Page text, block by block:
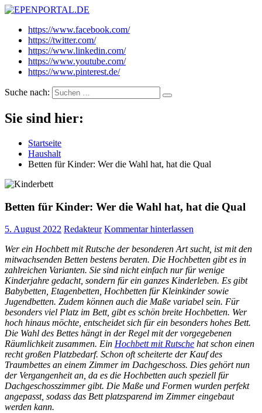
EPENPORTAL.DE
Epische News aus Politik, Finanzen & Gesellschaft
https://www.facebook.com/
https://twitter.com/
https://www.linkedin.com/
https://www.youtube.com/
https://www.pinterest.de/
Suche nach:
Sie sind hier:
Startseite
Haushalt
Betten für Kinder: Wer die Wahl hat, hat die Qual
Betten für Kinder: Wer die Wahl hat, hat die Qual
5. August 2022 Redakteur Kommentar hinterlassen
Wer ein Hochbett mit Rutsche der besonderen Art sucht, ist mit den
mitwachsenden Betten bestens beraten. Die Hochbetten gibt es in
zahlreichen Varianten. Sie sind nicht einfach nur für wenige
Kinderjahre gedacht, sondern für ein ganzes Kinderleben. Es gibt
Babybetten, Etagenbetten, Hochbetten für Kleinkinder sowie
Jugendbetten. Zudem können auch die Maße variabel sein. Für
besonders viel Platz im Bett, gibt es schön breite Hochbetten. Wer
hoch hinaus möchte, entscheidet sich für ein besonders hohes Bett.
Die Wahl des Bettes hängt in der Regel mit der vorgegebenen
Räumlichkeit zusammen. Ein Hochbett mit Rutsche hat schon einen
recht großen Platzbedarf. Schon oft scheiterte der Kauf des
Traumbettes an einem Zimmer im Dachgeschoss. Dies gehört nun
der Vergangenheit an, da es die Hochbetten auch speziell für
Dachgeschosszimmer gibt. Die Maße und Formen wurden perfekt
angepasst, sodass das Bett platzsparend im Zimmer eingebaut
werden kann.